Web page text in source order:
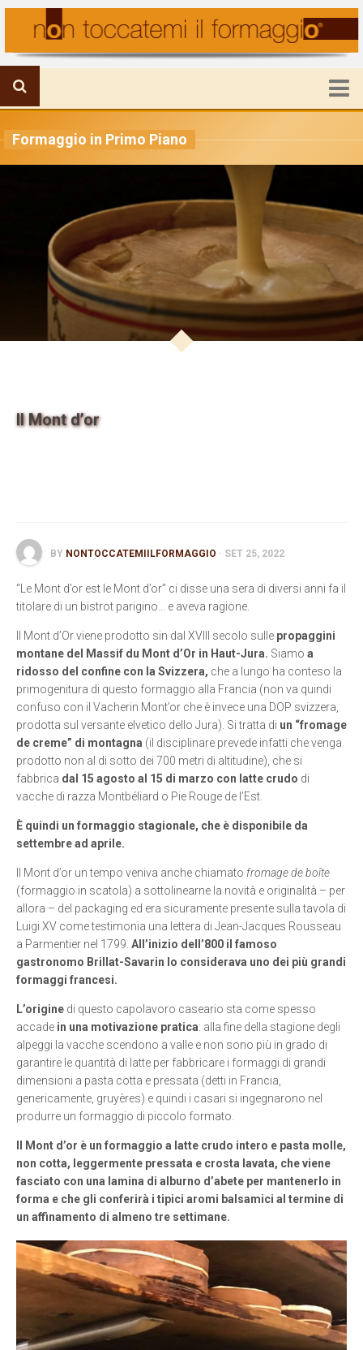
FORMAGGIO IN PRIMO PIANO
VIAGGI E FORMAGGI
RICETTE E UTILITA’
ATTUALITA’
CHI SIAMO
Mission
Formaggio in Primo Piano
Il Mont d’or
BY NONTOCCATEMIILFORMAGGIO · SET 25, 2022
“Le Mont d’or est le Mont d’or” ci disse una sera di diversi anni fa il
titolare di un bistrot parigino… e aveva ragione.
Il Mont d’Or viene prodotto sin dal XVIII secolo sulle propaggini
montane del Massif du Mont d’Or in Haut-Jura. Siamo a
ridosso del confine con la Svizzera, che a lungo ha conteso la
primogenitura di questo formaggio alla Francia (non va quindi
confuso con il Vacherin Mont’or che è invece una DOP svizzera,
prodotta sul versante elvetico dello Jura). Si tratta di un “fromage
de creme” di montagna (il disciplinare prevede infatti che venga
prodotto non al di sotto dei 700 metri di altitudine), che si
fabbrica dal 15 agosto al 15 di marzo con latte crudo di
vacche di razza Montbéliard o Pie Rouge de l’Est.
È quindi un formaggio stagionale, che è disponibile da
settembre ad aprile.
Il Mont d’or un tempo veniva anche chiamato fromage de boîte
(formaggio in scatola) a sottolinearne la novità e originalità – per
allora – del packaging ed era sicuramente presente sulla tavola di
Luigi XV come testimonia una lettera di Jean-Jacques Rousseau
a Parmentier nel 1799. All’inizio dell’800 il famoso
gastronomo Brillat-Savarin lo considerava uno dei più grandi
formaggi francesi.
L’origine di questo capolavoro caseario sta come spesso
accade in una motivazione pratica: alla fine della stagione degli
alpeggi la vacche scendono a valle e non sono più in grado di
garantire le quantità di latte per fabbricare i formaggi di grandi
dimensioni a pasta cotta e pressata (detti in Francia,
genericamente, gruyères) e quindi i casari si ingegnarono nel
produrre un formaggio di piccolo formato.
Il Mont d’or è un formaggio a latte crudo intero e pasta molle,
non cotta, leggermente pressata e crosta lavata, che viene
fasciato con una lamina di alburno d’abete per mantenerlo in
forma e che gli conferirà i tipici aromi balsamici al termine di
un affinamento di almeno tre settimane.